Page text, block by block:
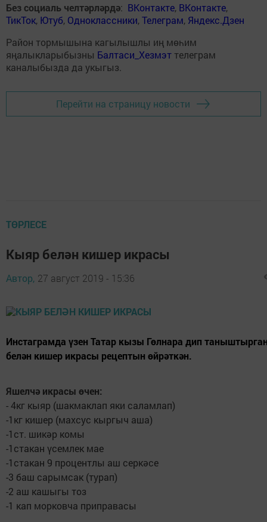
Без социаль челтәрләрдә: ВКонтакте, ВКонтакте,
ТикТок, Ютуб, Одноклассники,Телеграм, Яндекс.Дзен
Район тормышына кагылышлы иң мөһим
яңалыкларыбызны Балтаси_Хезмэт телеграм
каналыбызда да укыгыз.
Перейти на страницу новости
ТӨРЛЕСЕ
Кыяр белән кишер икрасы
Автор, 27 август 2019 - 15:36
Инстаграмда үзен Татар кызы Гөлнара дип
белән кишер икрасы рецептын өйрәткән.
Яшелчә икрасы өчен:
- 4кг кыяр (шакмаклап яки саламлап)
-1кг кишер (махсус кыргыч аша)
-1ст. шикәр комы
-1стакан үсемлек мае
-1стакан 9 процентлы аш серкәсе
-3 баш сарымсак (турап)
-2 аш кашыгы тоз
-1 кап морковча приправасы